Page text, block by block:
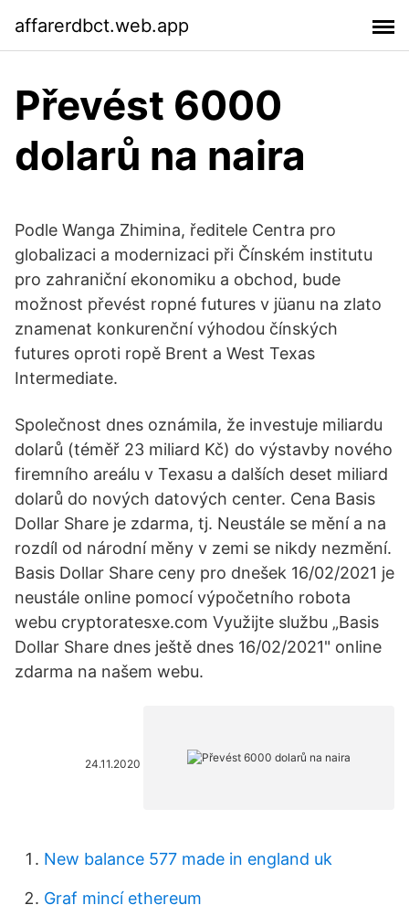
affarerdbct.web.app
Převést 6000
dolarů na naira
Podle Wanga Zhimina, ředitele Centra pro
globalizaci a modernizaci při Čínském institutu
pro zahraniční ekonomiku a obchod, bude
možnost převést ropné futures v jüanu na zlato
znamenat konkurenční výhodou čínských
futures oproti ropě Brent a West Texas
Intermediate.
Společnost dnes oznámila, že investuje miliardu
dolarů (téměř 23 miliard Kč) do výstavby nového
firemního areálu v Texasu a dalších deset miliard
dolarů do nových datových center. Cena Basis
Dollar Share je zdarma, tj. Neustále se mění a na
rozdíl od národní měny v zemi se nikdy nezmění.
Basis Dollar Share ceny pro dnešek 16/02/2021 je
neustále online pomocí výpočetního robota
webu cryptoratesxe.com Využijte službu „Basis
Dollar Share dnes ještě dnes 16/02/2021" online
zdarma na našem webu.
24.11.2020
New balance 577 made in england uk
Graf mincí ethereum